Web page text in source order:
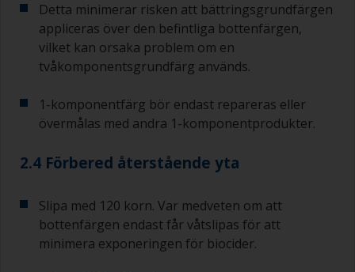
Detta minimerar risken att bättringsgrundfärgen
appliceras över den befintliga bottenfärgen,
vilket kan orsaka problem om en
tvåkomponentsgrundfärg används.
1-komponentfärg bör endast repareras eller
övermålas med andra 1-komponentprodukter.
2.4 Förbered återstående yta
Slipa med 120 korn. Var medveten om att
bottenfärgen endast får våtslipas för att
minimera exponeringen för biocider.